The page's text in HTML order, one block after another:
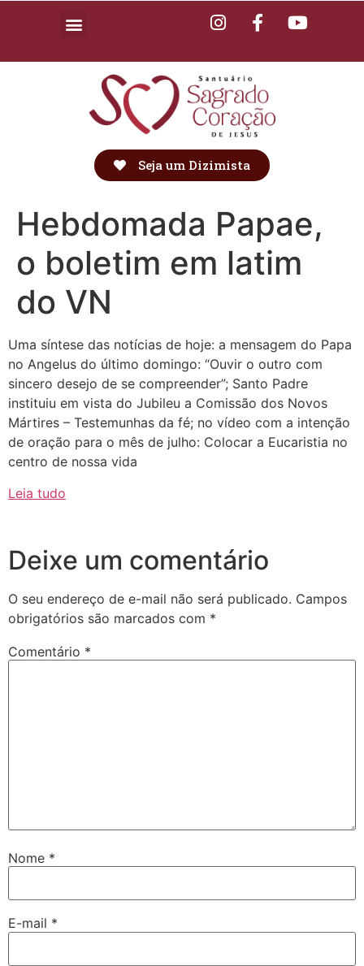
Seja um Dizimista
Hebdomada Papae,
o boletim em latim
do VN
Uma síntese das notícias de hoje: a mensagem do Papa
no Angelus do último domingo: “Ouvir o outro com
sincero desejo de se compreender”; Santo Padre
instituiu em vista do Jubileu a Comissão dos Novos
Mártires – Testemunhas da fé; no vídeo com a intenção
de oração para o mês de julho: Colocar a Eucaristia no
centro de nossa vida
Leia tudo
Deixe um comentário
O seu endereço de e-mail não será publicado. Campos
obrigatórios são marcados com *
Comentário *
Nome *
E-mail *